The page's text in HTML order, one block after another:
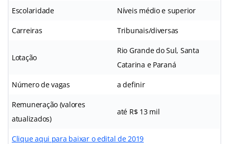
Escolaridade Níveis médio e superior
Carreiras Tribunais/diversas
Lotação
Rio Grande do Sul, Santa
Catarina e Paraná
Número de vagas a definir
Remuneração (valores
atualizados)
até R$ 13 mil
Clique aqui para baixar o edital de 2019